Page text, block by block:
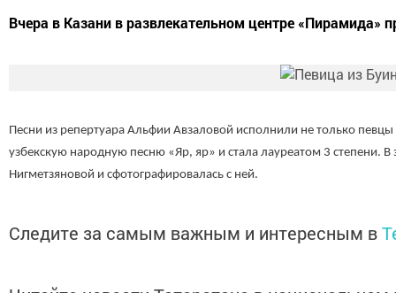
Вчера в Казани в развлекательном центре
Песни из репертуара Альфии Авзаловой исполнили не только
узбекскую народную песню «Яр, яр» и стала лауреатом 3 степени.
Нигметзяновой и сфотографировалась с ней.
Следите за самым важным и интересным в